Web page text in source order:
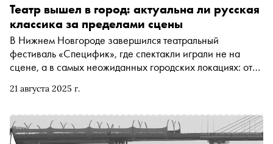
21 августа 2025 г.
Театр вышел в город: актуальна ли русская
классика за пределами сцены
В Нижнем Новгороде завершился театральный
фестиваль «Специфик», где спектакли играли не на
сцене, а в самых неожиданных городских локациях: от
году многие режиссёры обратились к русской классике.
боли, актуальности и красоте хрестоматийных текстов